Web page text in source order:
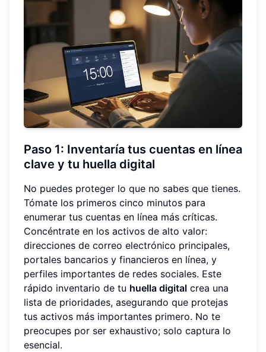
Paso 1: Inventaría tus cuentas en línea
clave y tu huella digital
No puedes proteger lo que no sabes que tienes.
Tómate los primeros cinco minutos para
enumerar tus cuentas en línea más críticas.
Concéntrate en los activos de alto valor:
direcciones de correo electrónico principales,
portales bancarios y financieros en línea, y
perfiles importantes de redes sociales. Este
rápido inventario de tu huella digital crea una
lista de prioridades, asegurando que protejas
tus activos más importantes primero. No te
preocupes por ser exhaustivo; solo captura lo
esencial.